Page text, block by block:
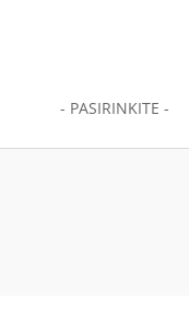
- PASIRINKITE -